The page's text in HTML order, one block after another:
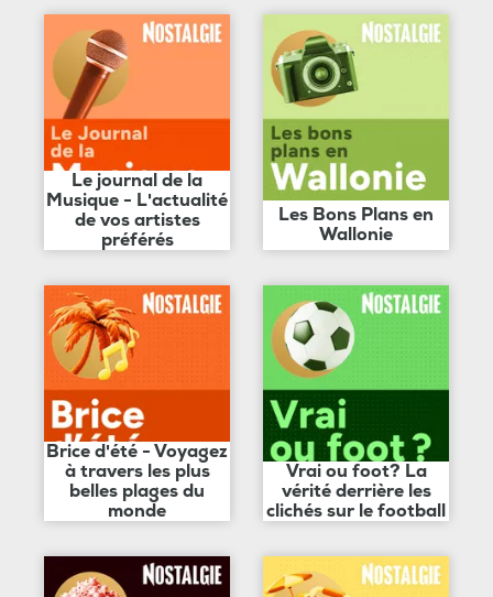
Le journal de la
Musique - L'actualité
de vos artistes
préférés
Les Bons Plans en
Wallonie
Brice d'été - Voyagez
à travers les plus
belles plages du
monde
Vrai ou foot? La
vérité derrière les
clichés sur le football